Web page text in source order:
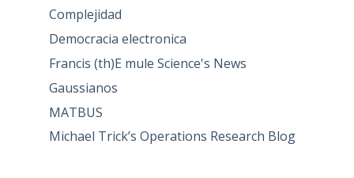
Complejidad
Democracia electronica
Francis (th)E mule Science's News
Gaussianos
MATBUS
Michael Trick’s Operations Research Blog